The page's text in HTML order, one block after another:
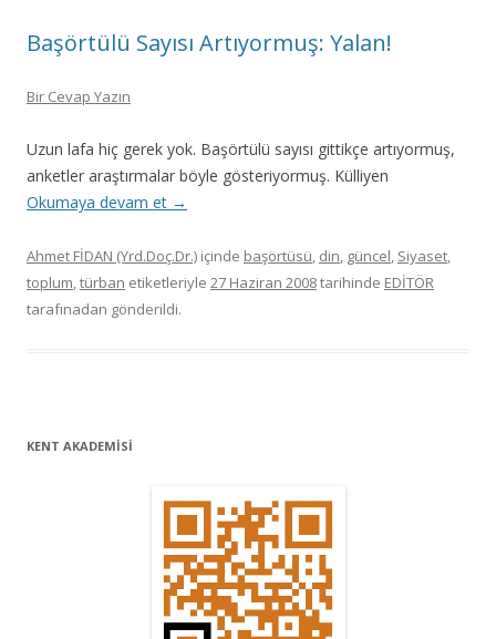
Başörtülü Sayısı Artıyormuş: Yalan!
Bir Cevap Yazın
Uzun lafa hiç gerek yok. Başörtülü sayısı gittikçe artıyormuş,
anketler araştırmalar böyle gösteriyormuş. Külliyen
Okumaya devam et →
Ahmet FİDAN (Yrd.Doç.Dr.) içinde başörtüsü, din, güncel, Siyaset,
toplum,türban etiketleriyle 27 Haziran 2008tarihinde EDİTÖR
tarafınadan gönderildi.
KENT AKADEMİSİ